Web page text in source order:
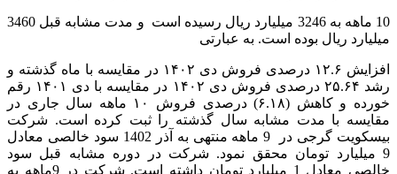
10 ماهه به 3246 میلیارد ریال رسیده است و مدت مشابه قبل 3460
میلیارد ریال بوده است. به عبارتی
افزایش ۱۲.۶ درصدی فروش دی ۱۴۰۲ در مقایسه با ماه گذشته و
رشد ۲۵.۶۴ درصدی فروش دی ۱۴۰۲ در مقایسه با دی ۱۴۰۱ رقم
خورده و کاهش (۶.۱۸) درصدی فروش ۱۰ ماهه سال جاری در
مقایسه با مدت مشابه سال گذشته را ثبت کرده است. شرکت
بیسکویت گرجی در 9 ماهه منتهی به آذر 1402 سود خالصی معادل
9 میلیارد تومان محقق نمود. شرکت در دوره مشابه قبل سود
خالصی معادل 1 میلیارد تومان داشته است. شرکت در 9ماهه به